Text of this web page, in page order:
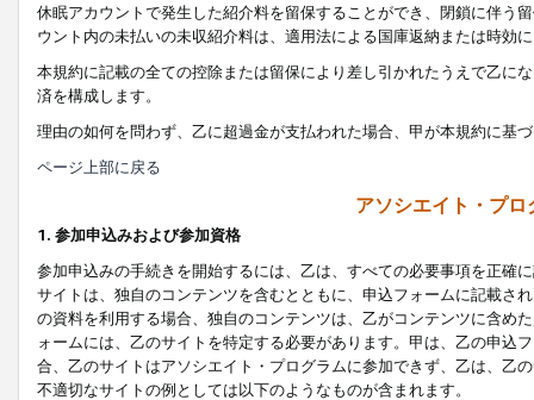
休眠アカウントで発生した紹介料を留保することができ、閉鎖に伴う
ウント内の未払いの未収紹介料は、適用法による国庫返納または時効
本規約に記載の全ての控除または留保により差し引かれたうえで乙に
済を構成します。
理由の如何を問わず、乙に超過金が支払われた場合、甲が本規約に基
ページ上部に戻る
アソシエイト・プ
1. 参加申込みおよび参加資格
参加申込みの手続きを開始するには、乙は、すべての必要事項を正確
サイトは、独自のコンテンツを含むとともに、申込フォームに記載さ
の資料を利用する場合、独自のコンテンツは、乙がコンテンツに含め
ォームには、乙のサイトを特定する必要があります。甲は、乙の申込
合、乙のサイトはアソシエイト・プログラムに参加できず、乙は、乙
不適切なサイトの例としては以下のようなものが含まれます。